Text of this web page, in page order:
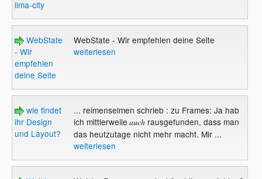
lima-city
WebState
- Wir
empfehlen
deine Seite
WebState - Wir empfehlen deine Seite
weiterlesen
wie findet
ihr Design
und Layout?
... reimenseimen schrieb : zu Frames: Ja hab
ich mittlerweile auchrausgefunden, dass man
das heutzutage nicht mehr macht. Mir ...
weiterlesen